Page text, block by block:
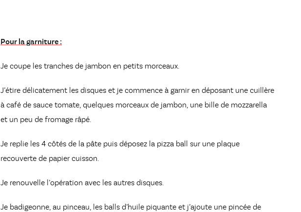
Pour la garniture :
Je coupe les tranches de jambon en petits morceaux.
J’étire délicatement les disques et je commence à garnir en déposant une cuillère
à café de sauce tomate, quelques morceaux de jambon, une bille de mozzarella
et un peu de fromage râpé.
Je replie les 4 côtés de la pâte puis déposez la pizza ball sur une plaque
recouverte de papier cuisson.
Je renouvelle l’opération avec les autres disques.
Je badigeonne, au pinceau, les balls d’huile piquante et j’ajoute une pincée de